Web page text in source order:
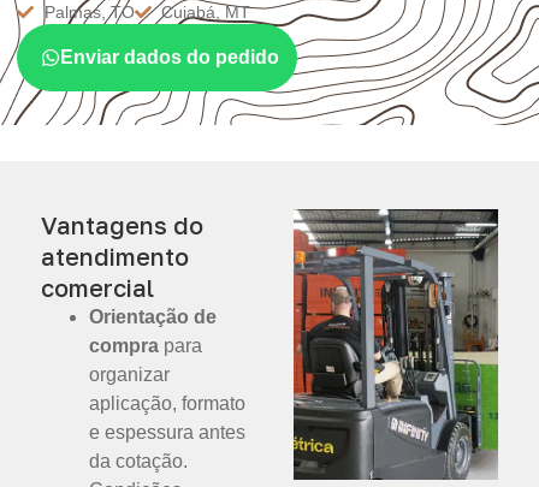
Palmas, TO
Cuiabá, MT
Enviar dados do pedido
Vantagens do
atendimento
comercial
Orientação de
compra para
organizar
aplicação, formato
e espessura antes
da cotação.